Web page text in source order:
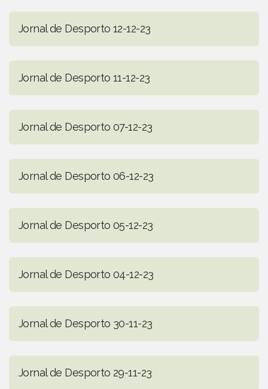
Jornal de Desporto 12-12-23
Jornal de Desporto 11-12-23
Jornal de Desporto 07-12-23
Jornal de Desporto 06-12-23
Jornal de Desporto 05-12-23
Jornal de Desporto 04-12-23
Jornal de Desporto 30-11-23
Jornal de Desporto 29-11-23